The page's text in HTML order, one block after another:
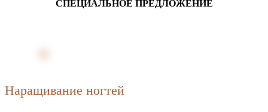
СПЕЦИАЛЬНОЕ ПРЕДЛОЖЕНИЕ
Наращивание ногтей